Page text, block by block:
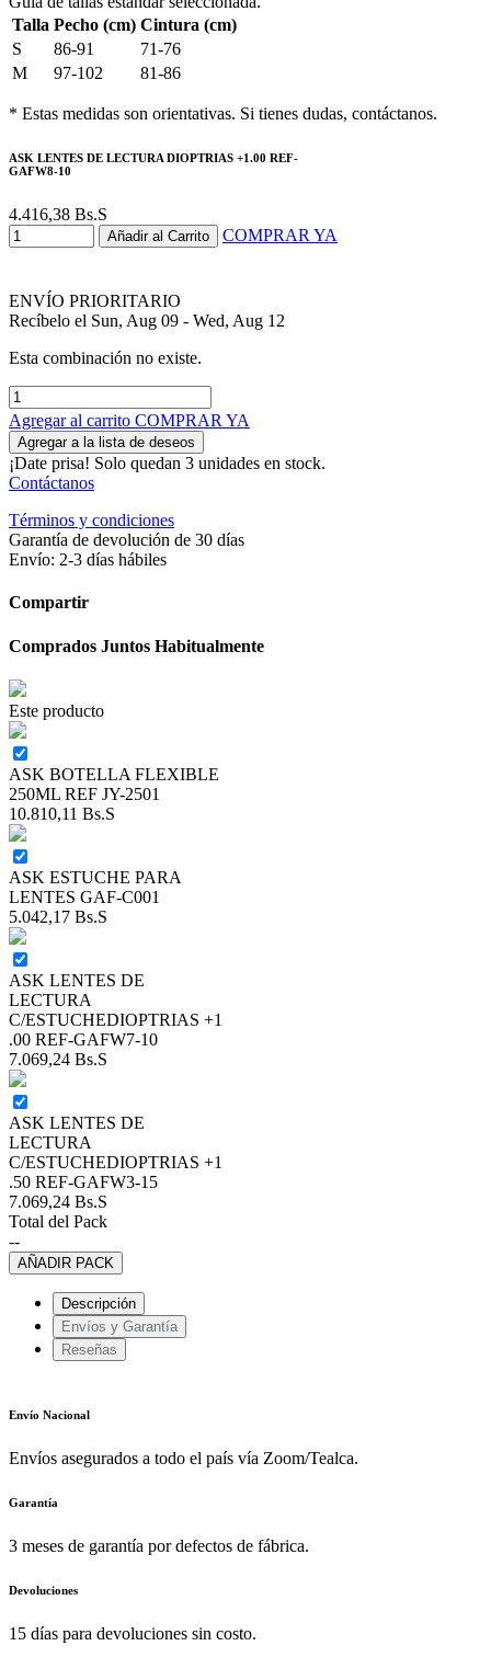
Talla Pecho (cm) Cintura (cm)
S
86-91
71-76
M
97-102 81-86
* Estas medidas son orientativas. Si tienes dudas, contáctanos.
ASK LENTES DE LECTURA DIOPTRIAS +1.00 REF-
GAFW8-10
4.416,38 Bs.S
Añadir al Carrito COMPRAR YA
ENVÍO PRIORITARIO
Recíbelo el Sun, Aug 09 - Wed, Aug 12
Esta combinación no existe.
Agregar al carrito COMPRAR YA
Agregar a la lista de deseos
¡Date prisa! Solo quedan 3 unidades en stock.
Contáctanos
Términos y condiciones
Garantía de devolución de 30 días
Envío: 2-3 días hábiles
Compartir
Comprados Juntos Habitualmente
Este producto
ASK BOTELLA FLEXIBLE
250ML REF JY-2501
10.810,11 Bs.S
ASK ESTUCHE PARA
LENTES GAF-C001
5.042,17 Bs.S
ASK LENTES DE
LECTURA
C/ESTUCHEDIOPTRIAS +1
.00 REF-GAFW7-10
7.069,24 Bs.S
ASK LENTES DE
LECTURA
C/ESTUCHEDIOPTRIAS +1
.50 REF-GAFW3-15
7.069,24 Bs.S
Total del Pack
--
AÑADIR PACK
Descripción
Envíos y Garantía
Reseñas
Envío Nacional
Envíos asegurados a todo el país vía Zoom/Tealca.
Garantía
3 meses de garantía por defectos de fábrica.
Devoluciones
15 días para devoluciones sin costo.